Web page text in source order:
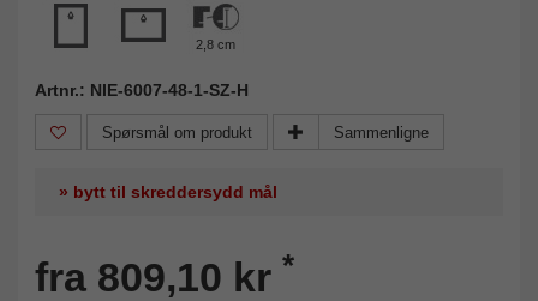
2,8 cm
Artnr.: NIE-6007-48-1-SZ-H
Spørsmål om produkt Sammenligne
» bytt til skreddersydd mål
fra 809,10 kr *